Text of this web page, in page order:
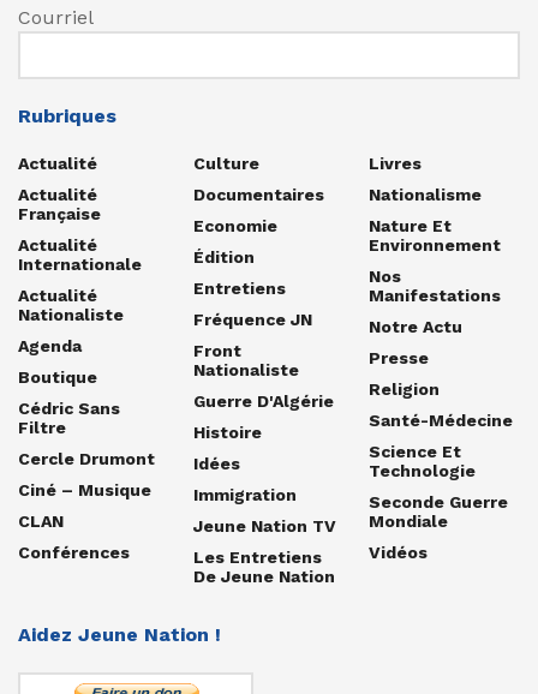
Courriel
Rubriques
Actualité
Actualité
Française
Actualité
Internationale
Actualité
Nationaliste
Agenda
Boutique
Cédric Sans
Filtre
Cercle Drumont
Ciné – Musique
CLAN
Conférences
Culture
Documentaires
Economie
Édition
Entretiens
Fréquence JN
Front
Nationaliste
Guerre D'Algérie
Histoire
Idées
Immigration
Jeune Nation TV
Les Entretiens
De Jeune Nation
Livres
Nationalisme
Nature Et
Environnement
Nos
Manifestations
Notre Actu
Presse
Religion
Santé-Médecine
Science Et
Technologie
Seconde Guerre
Mondiale
Vidéos
Aidez Jeune Nation !